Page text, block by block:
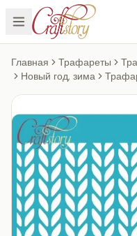
Главная Трафареты
Новый год, зима